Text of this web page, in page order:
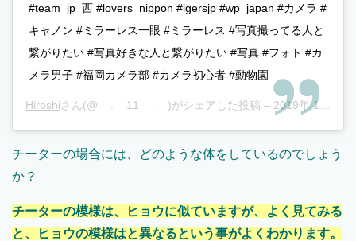
#team_jp_西 #lovers_nippon #igersjp #wp_japan #カメラ #
キャノン #ミラーレス一眼 #ミラーレス #写真撮ってる人と
繋がりたい #写真好きな人と繋がりたい #写真 #フォト #カ
メラ男子 #福岡カメラ部 #カメラ初心者 #動物園
Hiroshiさん(@__.__11__.__)がシェアした投稿 – 2019年 1月月22日午後4時14分PST
チーターの場合には、どのような体をしているのでしょう
か？
チーターの模様は、ヒョウに似ていますが、よく見てみる
と、ヒョウの模様はと異なるという事がよくわかります。